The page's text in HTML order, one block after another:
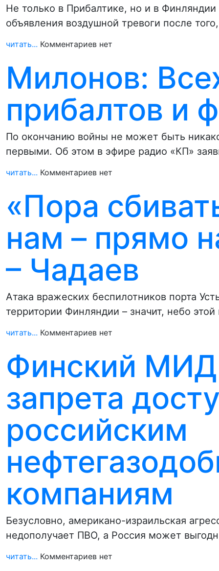
Не только в Прибалтике, но и в
объявления воздушной тревоги после
читать... Комментариев нет
Милонов:
прибалтов и
По окончанию войны не может быть
первыми. Об этом в эфире радио «КП»
читать... Комментариев нет
«Пора
нам – прямо
– Чадаев
Атака вражеских беспилотников порта
территории Финляндии – значит, небо
читать... Комментариев нет
Финский МИД
запрета
российским
компаниям
Безусловно, американо-израильская
недополучает ПВО, а Россия может
читать... Комментариев нет